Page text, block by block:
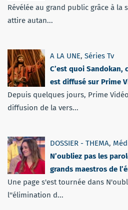
Révélée au grand public grâce à la
attire autan...
A LA UNE, Séries Tv
C’est quoi
est diffusé sur Prime
Depuis quelques jours, Prime
diffusion de la vers...
DOSSIER - THEMA,
N’oubliez pas les
grands maestros de
Une page s'est tournée dans
l''élimination d...